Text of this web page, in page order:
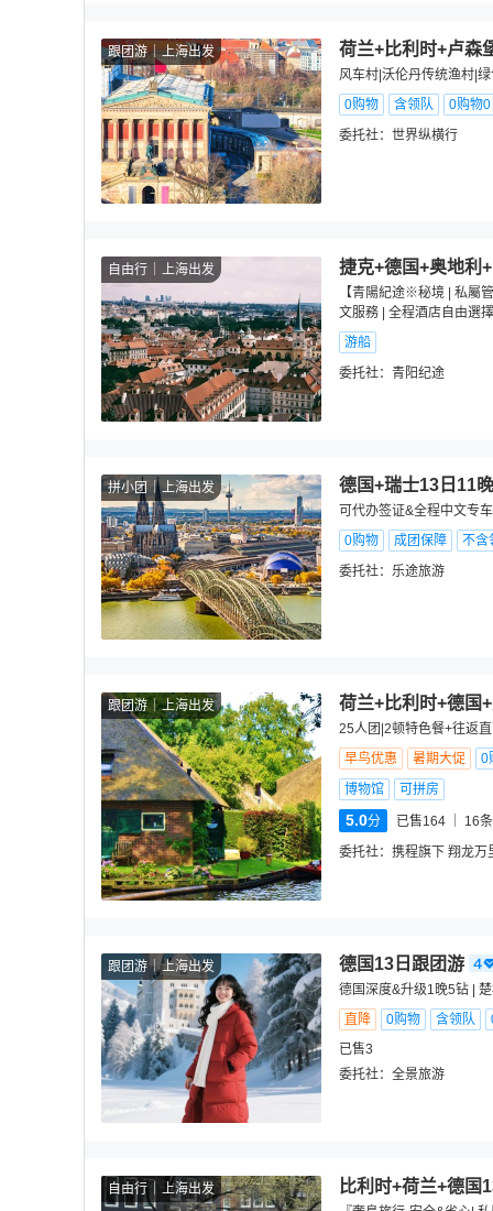
跟团游 上海出发 荷兰+比利时+卢森
风车村|沃伦丹传统渔村|
0购物
含领队
0购物
委托社： 世界纵横行
自由行 上海出发 捷克+德国+奥地利
【青陽紀途※秘境 | 私屬
文服務 | 全程酒店自由選擇
游船
委托社： 青阳纪途
拼小团 上海出发 德国+瑞士13日11
可代办签证&全程中文专
0购物
成团保障
不含
委托社： 乐途旅游
跟团游 上海出发 荷兰+比利时+德国
25人团|2顿特色餐+往返
早鸟优惠
暑期大促
0
博物馆
可拼房
5.0分 已售164 16
委托社： 携程旗下 翔龙万
跟团游 上海出发 德国13日跟团游
德国深度&升级1晚5钻 |
直降
0购物 含领队
已售3
委托社： 全景旅游
自由行 上海出发 比利时+荷兰+德国